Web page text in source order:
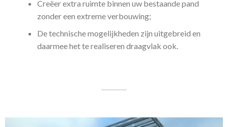
Creëer extra ruimte binnen uw bestaande pand
zonder een extreme verbouwing;
De technische mogelijkheden zijn uitgebreid en
daarmee het te realiseren draagvlak ook.